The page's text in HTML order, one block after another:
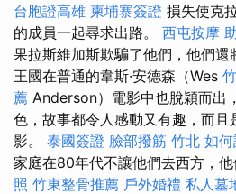
台胞證高雄 柬埔寨簽證 損失使克
的成員一起尋求出路。 西屯按摩
果拉斯維加斯欺騙了他們，他們
王國在普通的韋斯·安德森（Wes
薦 Anderson）電影中也脫穎而出
色，故事都令人感動又有趣，而且
影。 泰國簽證 臉部撥筋 竹北 如
家庭在80年代不讓他們去西方，他
照 竹東整骨推薦 戶外婚禮 私人墓